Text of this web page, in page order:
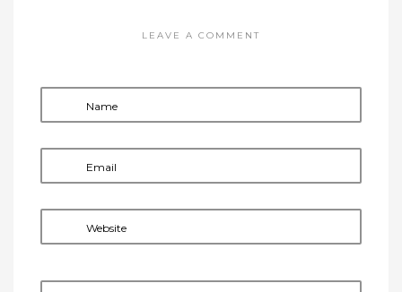
LEAVE A COMMENT
Name
Email
Website